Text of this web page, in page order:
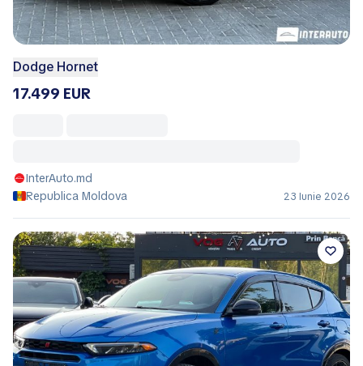
Dodge Hornet
17.499 EUR
InterAuto.md
Republica Moldova
23 Iunie 2026